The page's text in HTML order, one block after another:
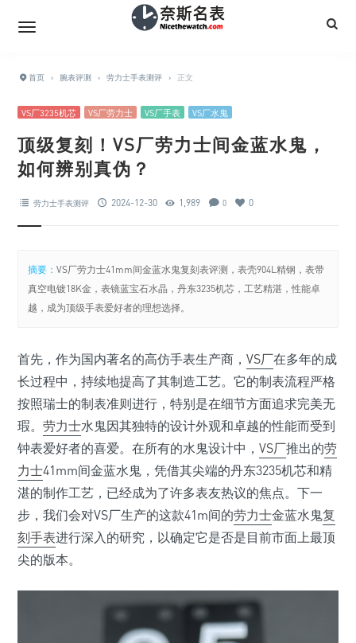
首页 › 腕表评测 › 劳力士手表测评 › 正文
VS厂3235机芯 VS厂劳力士 VS厂手表 VS厂水鬼
顶级复刻！VS厂劳力士间金蓝水鬼，
如何辨别真伪？
劳力士手表测评 2024-12-30 1,989 0 0
摘要：VS厂劳力士41mm间金蓝水鬼复刻表评测，表壳904L精钢，表带
真空电镀18K金，表镜蓝宝石水晶，丹东3235机芯，工艺精湛，性能卓
越，成为顶级手表爱好者的理想选择。
首先，作为国内著名的高仿手表生产商， VS厂在多年的成
长过程中，持续地提高了其制造工艺。它的制表流程严格
按照瑞士的制表准则进行，特别是在细节方面追求完美无
瑕。 劳力士水鬼因其独特的设计外观和卓越的性能而受到
钟表爱好者的喜爱。在所有的水鬼设计中， VS厂推出的劳
力士41mm间金蓝水鬼，凭借其尖端的丹东3235机芯和精
湛的制作工艺，已经成为了许多表友热议的焦点。下一
步，我们会对VS厂生产的这款41m间的劳力士金蓝水鬼复
刻手表进行深入的研究，以确定它是否是目前市面上最顶
尖的版本。